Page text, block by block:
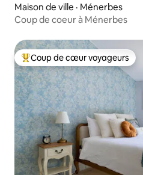
Maison de ville · Ménerbes
Coup de coeur à Ménerbes
Coup de cœur voyageurs parmi
Coup de cœur voyageurs